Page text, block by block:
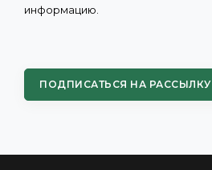
информацию.
ПОДПИСАТЬСЯ НА РАССЫЛКУ